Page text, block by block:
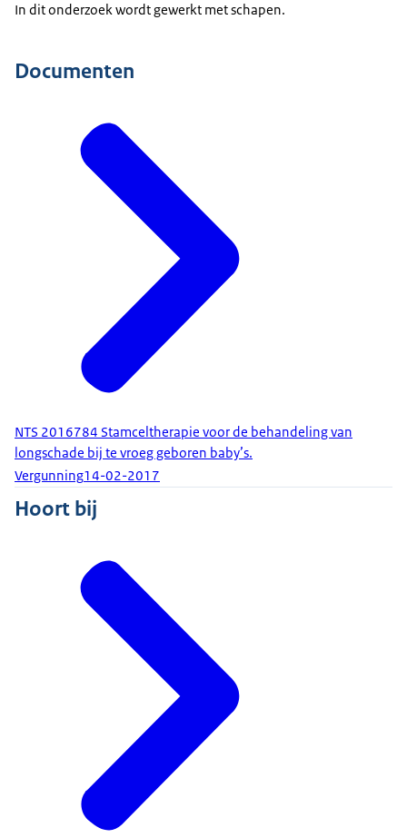
In dit onderzoek wordt gewerkt met schapen.
Documenten
NTS 2016784 Stamceltherapie voor de behandeling van
longschade bij te vroeg geboren baby’s.
Vergunning14-02-2017
Hoort bij